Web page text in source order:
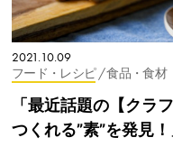
2021.10.09
フード・レシピ / 食品・食材
「最近話題の【ク
つくれる”素”を発見！